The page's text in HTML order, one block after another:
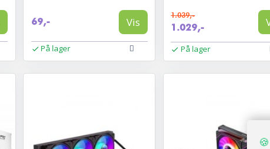
69,- Vis
På lager
1.039,-
1.029,-
På lager